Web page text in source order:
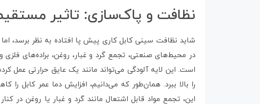
نظافت و پاک‌سازی: تاثیر
شاید نظافت سینی کابل کاری پیش پا افتاده به نظر برسد،
در محیط‌های صنعتی، تجمع گرد و غبار، روغن، براده‌های
است. این لایه آلودگی می‌تواند مانند یک عایق حرارتی عمل
را بالا ببرد. همان‌طور که می‌دانیم، افزایش دما عمر کابل را
این، تجمع مواد قابل اشتعال مانند گرد و غبار یا روغن در